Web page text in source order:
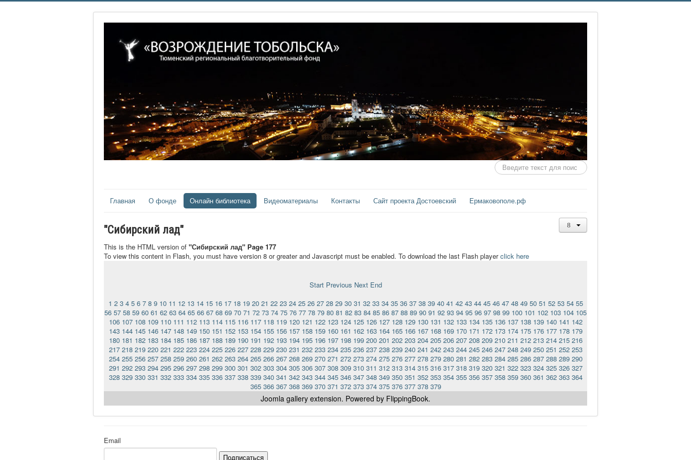
Искать...
Главная О фонде Онлайн библиотека Видеоматериалы Контакты Сайт проекта Достоевский Ермаковополе.рф
"Сибирский лад"
This is the HTML version of "Сибирский лад" Page 177
To view this content in Flash, you must have version 8 or greater and Javascript must be enabled. To download the last Flash playerclick here
Start Previous Next End
1 2 3 4 5 6 7 8 9 10 11 12 13 14 15 16 17 18 19 20 21 22 23 24 25 26 27 28 29 30 31 32 33 34 35 36 37 38 39 40 41 42 43 44 45 46 47 48 49 50 51 52 53 54 55
56 57 58 59 60 61 62 63 64 65 66 67 68 69 70 71 72 73 74 75 76 77 78 79 80 81 82 83 84 85 86 87 88 89 90 91 92 93 94 95 96 97 98 99 100 101 102 103 104 105
106 107 108 109 110 111 112 113 114 115 116 117 118 119 120 121 122 123 124 125 126 127 128 129 130 131 132 133 134 135 136 137 138 139 140 141 142
143 144 145 146 147 148 149 150 151 152 153 154 155 156 157 158 159 160 161 162 163 164 165 166 167 168 169 170 171 172 173 174 175 176 177 178 179
180 181 182 183 184 185 186 187 188 189 190 191 192 193 194 195 196 197 198 199 200 201 202 203 204 205 206 207 208 209 210 211 212 213 214 215 216
217 218 219 220 221 222 223 224 225 226 227 228 229 230 231 232 233 234 235 236 237 238 239 240 241 242 243 244 245 246 247 248 249 250 251 252 253
254 255 256 257 258 259 260 261 262 263 264 265 266 267 268 269 270 271 272 273 274 275 276 277 278 279 280 281 282 283 284 285 286 287 288 289 290
291 292 293 294 295 296 297 298 299 300 301 302 303 304 305 306 307 308 309 310 311 312 313 314 315 316 317 318 319 320 321 322 323 324 325 326 327
328 329 330 331 332 333 334 335 336 337 338 339 340 341 342 343 344 345 346 347 348 349 350 351 352 353 354 355 356 357 358 359 360 361 362 363 364
365 366 367 368 369 370 371 372 373 374 375 376 377 378 379
Joomla gallery extension. Powered by FlippingBook.
Email
Подписаться